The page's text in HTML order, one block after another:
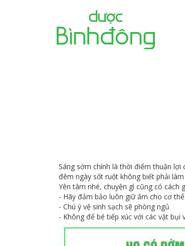
Sáng sớm chính là thời điểm thuận lợi
đêm ngày sốt ruột không biết phải làm
Yên tâm nhé, chuyện gì cũng có cách
- Hãy đảm bảo luôn giữ ấm cho cơ
- Chú ý vệ sinh sạch sẽ phòng ngủ
- Không để bé tiếp xúc với các vật bụi